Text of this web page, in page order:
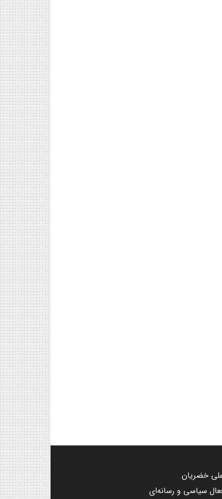
خضریان
سیاسی و رسانه‌ای